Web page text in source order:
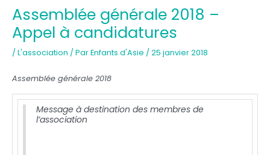
Assemblée générale 2018 –
Appel à candidatures
/ L'association / ParEnfants d'Asie / 25 janvier 2018
Assemblée générale 2018
Message à destination des membres de
l’association